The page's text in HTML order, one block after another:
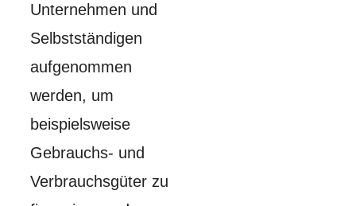
Unternehmen und
Selbstständigen
aufgenommen
werden, um
beispielsweise
Gebrauchs- und
Verbrauchsgüter zu